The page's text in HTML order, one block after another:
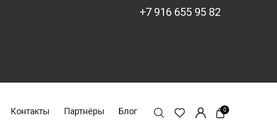
+7 916 655 95 82
Контакты Партнёры Блог 0